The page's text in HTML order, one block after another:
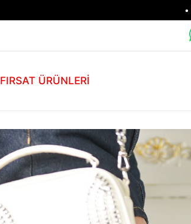
•
FIRSAT ÜRÜNLERI